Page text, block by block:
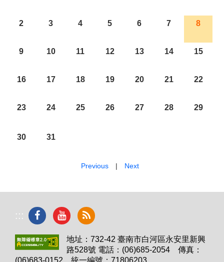
2 3 4 5 6 7 8
9 10 11 12 13 14 15
16 17 18 19 20 21 22
23 24 25 26 27 28 29
30 31
Previous| Next
:::
地址：732-42 臺南市白河區永安里新興
路528號 電話：(06)685-2054 傳真：
(06)683-0152 統一編號：71806203